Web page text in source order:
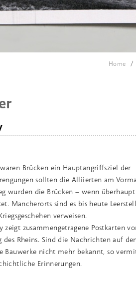
Home
Brücken ein Hauptangriffsziel der
sollten die Alliierten am
wurden die Brücken – wenn
Mancherorts sind es bis heute
verweisen.
zusammengetragene Postkarten
Rheins. Sind die Nachrichten auf
Bauwerke nicht mehr bekannt, so
Erinnerungen.